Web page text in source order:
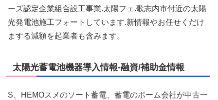
ーズ認定企業組合設工事業.太陽フェ.歌志内市付近の太陽
光発電池施工フォートしています.新情報やお任せくだけ
まする減額を起業者も含みます。
太陽光蓄電池機器導入情報-融資/補助金情報
S、HEMOスメのソート蓄電、蓄電のポーム会社が中古一